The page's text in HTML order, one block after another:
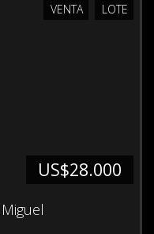
LOTE
VENTA
US$28.000